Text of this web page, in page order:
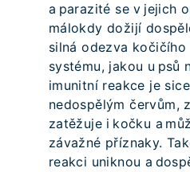
a parazité se v jejich
málokdy dožijí
silná odezva kočičího
systému, jakou u psů
imunitní reakce je
nedospělým červům,
zatěžuje i kočku a
závažné příznaky.
reakci uniknou a